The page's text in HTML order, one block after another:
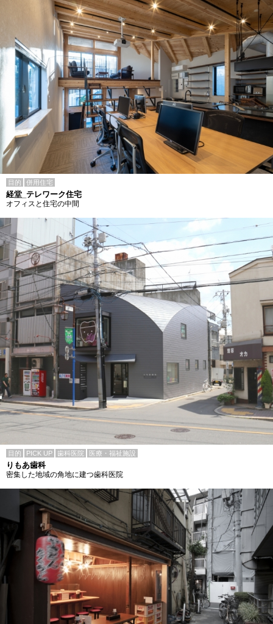
目的 併用住宅
経堂_テレワーク住宅
オフィスと住宅の中間
目的 PICK UP 歯科医院 医療・福祉施設
りもあ歯科
密集した地域の角地に建つ歯科医院